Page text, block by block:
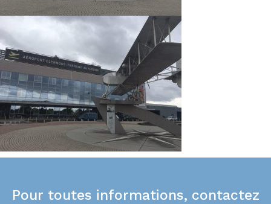
Pour toutes informations, contactez